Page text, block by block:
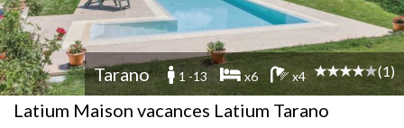
Tarano 1 -13 x6 x4 (1)
Latium Maison vacances Latium Tarano